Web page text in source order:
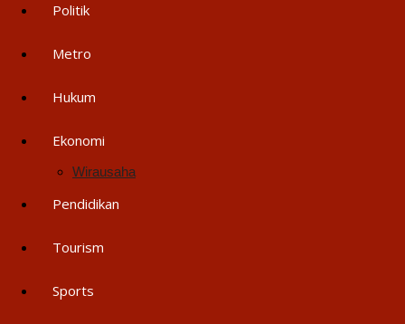
Politik
Metro
Hukum
Ekonomi
Wirausaha
Pendidikan
Tourism
Sports